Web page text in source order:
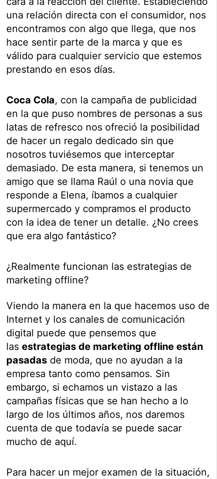
una relación directa con el consumidor, nos
encontramos con algo que llega, que nos
hace sentir parte de la marca y que es
válido para cualquier servicio que estemos
prestando en esos días.
Coca Cola, con la campaña de publicidad
en la que puso nombres de personas a sus
latas de refresco nos ofreció la posibilidad
de hacer un regalo dedicado sin que
nosotros tuviésemos que interceptar
demasiado. De esta manera, si tenemos un
amigo que se llama Raúl o una novia que
responde a Elena, íbamos a cualquier
supermercado y compramos el producto
con la idea de tener un detalle. ¿No crees
que era algo fantástico?
¿Realmente funcionan las estrategias de
marketing offline?
Viendo la manera en la que hacemos uso de
Internet y los canales de comunicación
digital puede que pensemos que
lasestrategias de marketing offline están
pasadas de moda, que no ayudan a la
empresa tanto como pensamos. Sin
embargo, si echamos un vistazo a las
campañas físicas que se han hecho a lo
largo de los últimos años, nos daremos
cuenta de que todavía se puede sacar
mucho de aquí.
Para hacer un mejor examen de la situación,